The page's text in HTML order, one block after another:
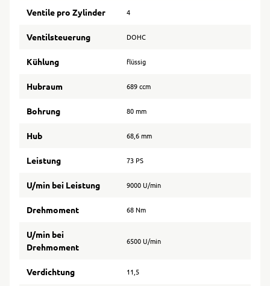
Ventile pro Zylinder 4
Ventilsteuerung DOHC
Kühlung flüssig
Hubraum 689 ccm
Bohrung 80 mm
Hub 68,6 mm
Leistung 73 PS
U/min bei Leistung 9000 U/min
Drehmoment 68 Nm
U/min bei
Drehmoment
6500 U/min
Verdichtung 11,5